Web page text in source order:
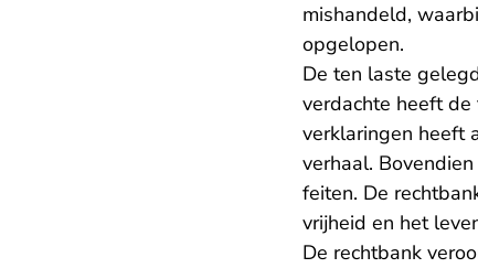
mishandeld,
opgelopen.
De ten laste
verdachte heeft
verklaringen heeft
verhaal.
feiten. De
vrijheid en het
De rechtbank